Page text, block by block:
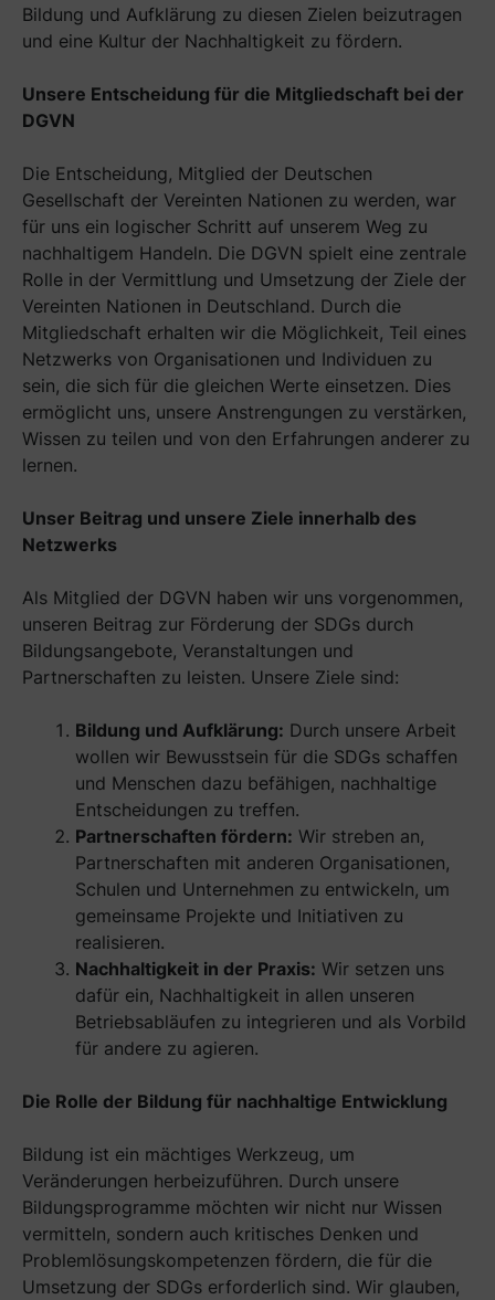
Bildung und Aufklärung zu diesen Zielen beizutragen
und eine Kultur der Nachhaltigkeit zu fördern.
Unsere Entscheidung für die Mitgliedschaft bei der
DGVN
Die Entscheidung, Mitglied der Deutschen
Gesellschaft der Vereinten Nationen zu werden, war
für uns ein logischer Schritt auf unserem Weg zu
nachhaltigem Handeln. Die DGVN spielt eine zentrale
Rolle in der Vermittlung und Umsetzung der Ziele der
Vereinten Nationen in Deutschland. Durch die
Mitgliedschaft erhalten wir die Möglichkeit, Teil eines
Netzwerks von Organisationen und Individuen zu
sein, die sich für die gleichen Werte einsetzen. Dies
ermöglicht uns, unsere Anstrengungen zu verstärken,
Wissen zu teilen und von den Erfahrungen anderer zu
lernen.
Unser Beitrag und unsere Ziele innerhalb des
Netzwerks
Als Mitglied der DGVN haben wir uns vorgenommen,
unseren Beitrag zur Förderung der SDGs durch
Bildungsangebote, Veranstaltungen und
Partnerschaften zu leisten. Unsere Ziele sind:
Bildung und Aufklärung: Durch unsere Arbeit
wollen wir Bewusstsein für die SDGs schaffen
und Menschen dazu befähigen, nachhaltige
Entscheidungen zu treffen.
Partnerschaften fördern: Wir streben an,
Partnerschaften mit anderen Organisationen,
Schulen und Unternehmen zu entwickeln, um
gemeinsame Projekte und Initiativen zu
realisieren.
Nachhaltigkeit in der Praxis: Wir setzen uns
dafür ein, Nachhaltigkeit in allen unseren
Betriebsabläufen zu integrieren und als Vorbild
für andere zu agieren.
Die Rolle der Bildung für nachhaltige Entwicklung
Bildung ist ein mächtiges Werkzeug, um
Veränderungen herbeizuführen. Durch unsere
Bildungsprogramme möchten wir nicht nur Wissen
vermitteln, sondern auch kritisches Denken und
Problemlösungskompetenzen fördern, die für die
Umsetzung der SDGs erforderlich sind. Wir glauben,